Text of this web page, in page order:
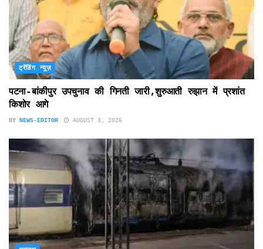
ट्रेंडिंग न्यूज़
पटना-बांकीपुर उपचुनाव की गिनती जारी,शुरुआती रुझान में प्रशांत
किशोर आगे
BY NEWS-EDITOR AUGUST 3, 2026